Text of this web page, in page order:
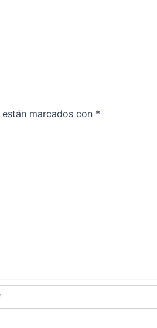
marcados con *